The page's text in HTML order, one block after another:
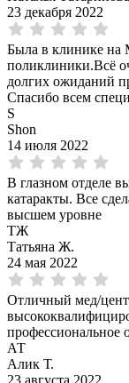
23 декабря 2022
Была в клинике на
поликлиники.Всё
долгих ожиданий
Спасибо всем
S
Shon
14 июля 2022
В глазном отделе
катаракты. Все
высшем уровне
ТЖ
Татьяна Ж.
24 мая 2022
Отличный мед/
профессиональное
АТ
Алик Т.